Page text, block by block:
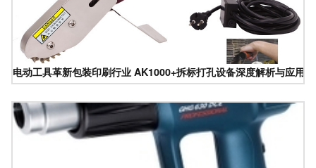
电动工具革新包装印刷行业 AK1000+拆标打孔设备深度解析与应用